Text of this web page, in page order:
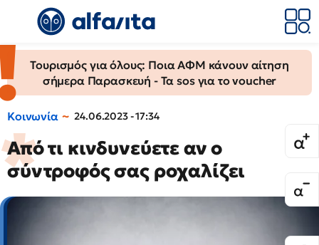
Τουρισμός για όλους: Ποια ΑΦΜ κάνουν αίτηση
σήμερα Παρασκευή - Τα sos για το voucher
Κοινωνία 24.06.2023 - 17:34
Από τι κινδυνεύετε αν ο
σύντροφός σας ροχαλίζει